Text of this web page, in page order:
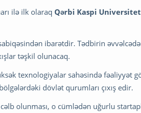
ilə ilk olaraq Qərbi Kaspi
ibarətdir. Tədbirin
təşkil olunacaq.
texnologiyalar sahəsində fəaliyyət
dövlət qurumları çıxış edir.
olunması, o cümlədən uğurlu